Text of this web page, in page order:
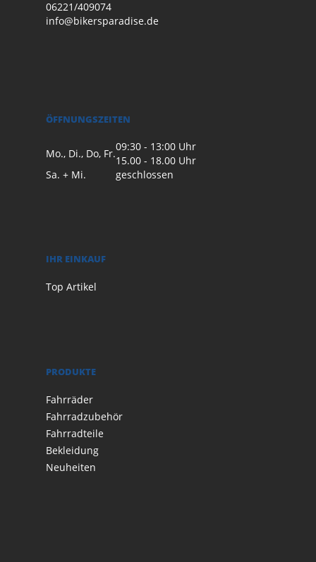
06221/409074
info@bikersparadise.de
ÖFFNUNGSZEITEN
Mo., Di., Do, Fr.
09:30 - 13:00 Uhr
15.00 - 18.00 Uhr
Sa. + Mi.
geschlossen
IHR EINKAUF
Top Artikel
PRODUKTE
Fahrräder
Fahrradzubehör
Fahrradteile
Bekleidung
Neuheiten